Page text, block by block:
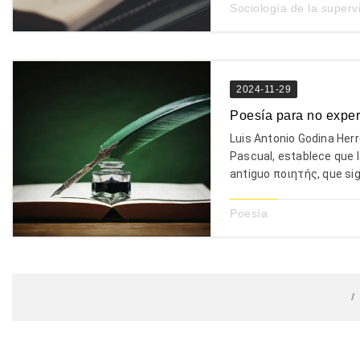
Sociología de la
2024-11-29
Poesía para no
Luis Antonio Godina
Pascual, establece que
antiguo ποιητής, que
Poesía